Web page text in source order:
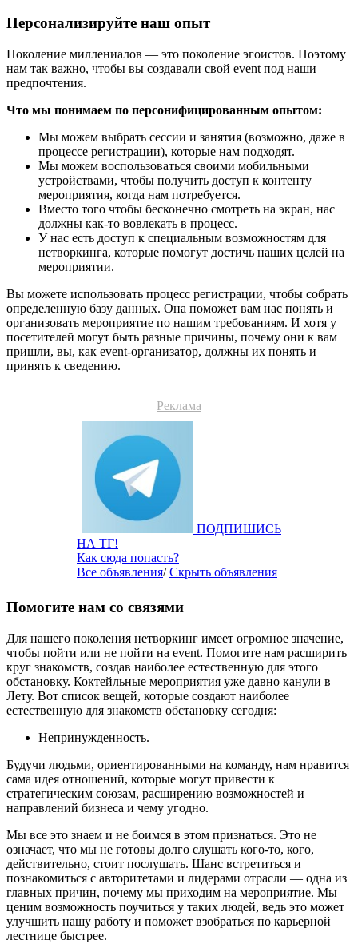
Персонализируйте наш опыт
Поколение миллениалов — это поколение эгоистов. Поэтому
нам так важно, чтобы вы создавали свой event под наши
предпочтения.
Что мы понимаем по персонифицированным опытом:
Мы можем выбрать сессии и занятия (возможно, даже в
процессе регистрации), которые нам подходят.
Мы можем воспользоваться своими мобильными
устройствами, чтобы получить доступ к контенту
мероприятия, когда нам потребуется.
Вместо того чтобы бесконечно смотреть на экран, нас
должны как-то вовлекать в процесс.
У нас есть доступ к специальным возможностям для
нетворкинга, которые помогут достичь наших целей на
мероприятии.
Вы можете использовать процесс регистрации, чтобы собрать
определенную базу данных. Она поможет вам нас понять и
организовать мероприятие по нашим требованиям. И хотя у
посетителей могут быть разные причины, почему они к вам
пришли, вы, как event-организатор, должны их понять и
принять к сведению.
Реклама
ПОДПИШИСЬ
НА ТГ!
Как сюда попасть?
Все объявления/Скрыть объявления
Помогите нам со связями
Для нашего поколения нетворкинг имеет огромное значение,
чтобы пойти или не пойти на event. Помогите нам расширить
круг знакомств, создав наиболее естественную для этого
обстановку. Коктейльные мероприятия уже давно канули в
Лету. Вот список вещей, которые создают наиболее
естественную для знакомств обстановку сегодня:
Непринужденность.
Будучи людьми, ориентированными на команду, нам нравится
сама идея отношений, которые могут привести к
стратегическим союзам, расширению возможностей и
направлений бизнеса и чему угодно.
Мы все это знаем и не боимся в этом признаться. Это не
означает, что мы не готовы долго слушать кого-то, кого,
действительно, стоит послушать. Шанс встретиться и
познакомиться с авторитетами и лидерами отрасли — одна из
главных причин, почему мы приходим на мероприятие. Мы
ценим возможность поучиться у таких людей, ведь это может
улучшить нашу работу и поможет взобраться по карьерной
лестнице быстрее.